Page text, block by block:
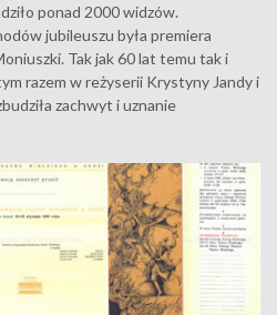
ponad 2000 widzów.
jubileuszu była premiera
Tak jak 60 lat temu tak i
razem w reżyserii Krystyny Jandy i
zachwyt i uznanie